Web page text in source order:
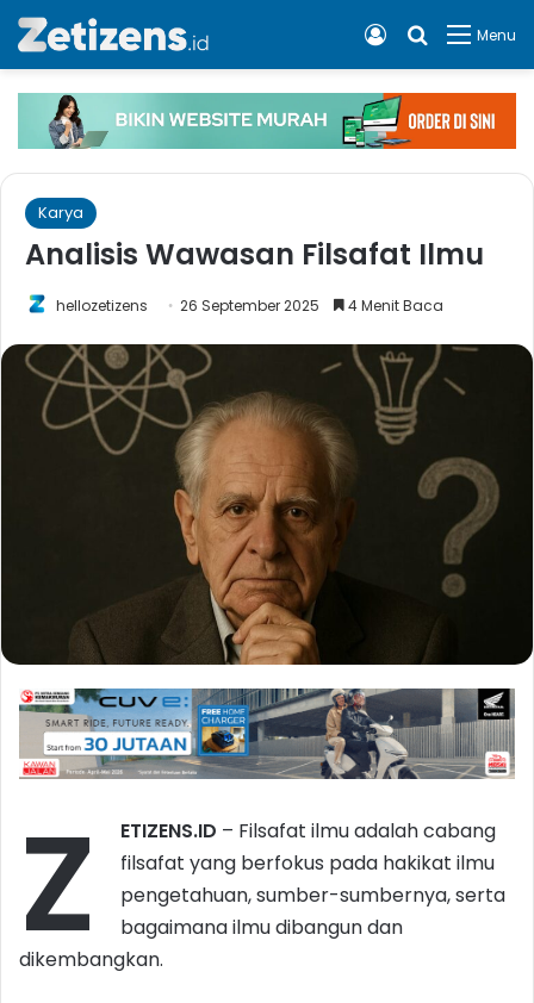
Menu
Cari apa,
Log In
Karya
Analisis Wawasan Filsafat Ilmu
hellozetizens 26 September 2025 4 Menit Baca
Z ETIZENS.ID – Filsafat ilmu adalah cabang
filsafat yang berfokus pada hakikat ilmu
pengetahuan, sumber-sumbernya, serta
bagaimana ilmu dibangun dan
dikembangkan.